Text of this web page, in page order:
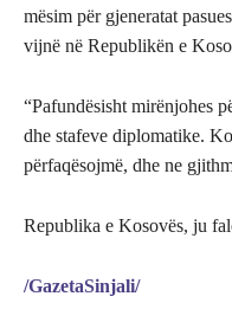
mësim për gjeneratat
vijnë në Republikën e
“Pafundësisht mirënjohes
dhe stafeve diplomatike.
përfaqësojmë, dhe ne
Republika e Kosovës, ju
/GazetaSinjali/